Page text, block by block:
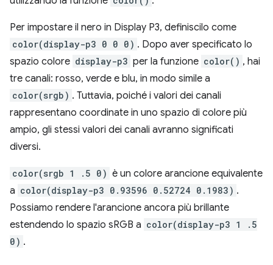
Per impostare il nero in Display P3, definiscilo come
color(display-p3 0 0 0) . Dopo aver specificato lo
spazio colore display-p3 per la funzione color() , hai
tre canali: rosso, verde e blu, in modo simile a
color(srgb) . Tuttavia, poiché i valori dei canali
rappresentano coordinate in uno spazio di colore più
ampio, gli stessi valori dei canali avranno significati
diversi.
color(srgb 1 .5 0) è un colore arancione equivalente
a color(display-p3 0.93596 0.52724 0.1983) .
Possiamo rendere l'arancione ancora più brillante
estendendo lo spazio sRGB a color(display-p3 1 .5
0) .